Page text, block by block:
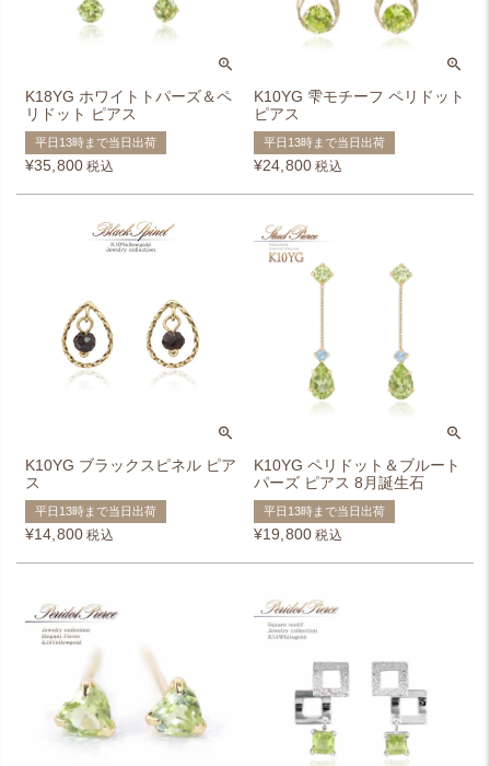
K18YG ホワイトトパーズ＆ペ
リドット ピアス
平日13時まで当日出荷
¥35,800 税込
K10YG 雫モチーフ ペリドット
ピアス
平日13時まで当日出荷
¥24,800 税込
K10YG ブラックスピネル ピア
ス
平日13時まで当日出荷
¥14,800 税込
K10YG ペリドット＆ブルート
パーズ ピアス 8月誕生石
平日13時まで当日出荷
¥19,800 税込